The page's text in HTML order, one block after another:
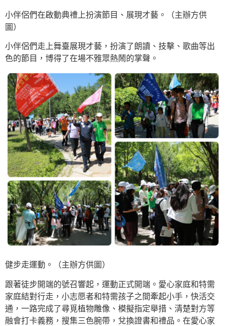
小伴侶們在啟動典禮上扮演節目、展現才藝。（主辦方供
圖）
小伴侶們走上舞臺展現才藝，扮演了朗讀、技擊、歌曲等出
色的節目，博得了在場不雅眾熱鬧的掌聲。
健步走運動。（主辦方供圖）
跟著徒步開端的號召響起，運動正式開端。愛心家庭和特需
家庭結對行走，小志愿者和特需孩子之間牽起小手，快活交
通，一路完成了尋覓植物雕像、模擬指定舉措、清楚對方等
融會打卡義務，搜集三色腕帶，兌換證書和禮品。在愛心家